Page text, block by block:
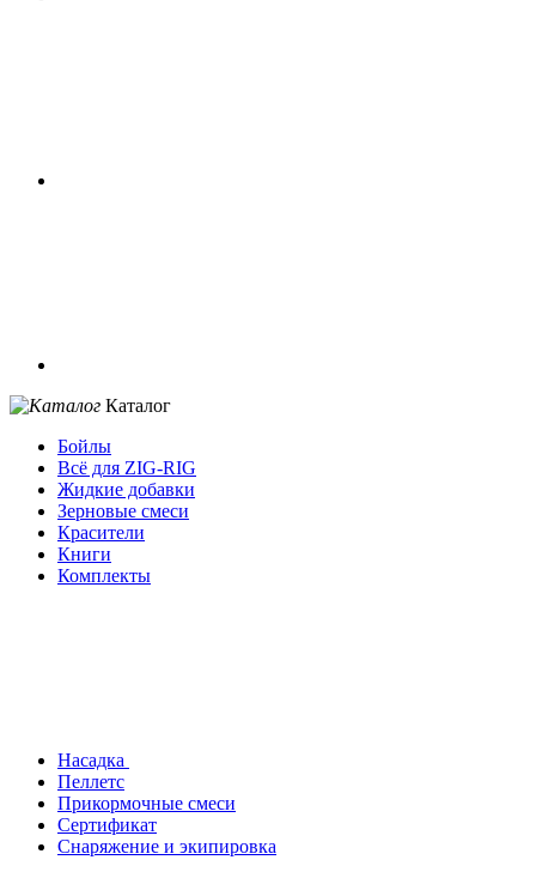
Каталог
Бойлы
Всё для ZIG-RIG
Жидкие добавки
Зерновые смеси
Красители
Книги
Комплекты
Насадка
Пеллетс
Прикормочные смеси
Сертификат
Снаряжение и экипировка